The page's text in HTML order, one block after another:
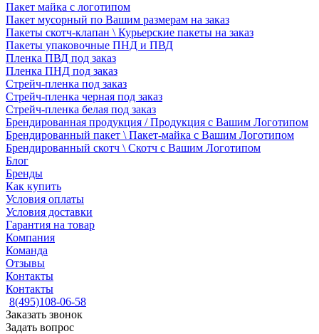
Пакет майка с логотипом
Пакет мусорный по Вашим размерам на заказ
Пакеты скотч-клапан \ Курьерские пакеты на заказ
Пакеты упаковочные ПНД и ПВД
Пленка ПВД под заказ
Пленка ПНД под заказ
Стрейч-пленка под заказ
Стрейч-пленка черная под заказ
Стрейч-пленка белая под заказ
Брендированная продукция / Продукция с Вашим Логотипом
Брендированный пакет \ Пакет-майка с Вашим Логотипом
Брендированный скотч \ Скотч с Вашим Логотипом
Блог
Бренды
Как купить
Условия оплаты
Условия доставки
Гарантия на товар
Компания
Команда
Отзывы
Контакты
Контакты
8(495)108-06-58
Заказать звонок
Задать вопрос